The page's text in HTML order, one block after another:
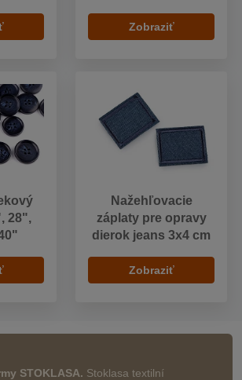
Zobraziť
28",
Nažehľovacie
záplaty pre opravy
dierok jeans 3x4 cm
Zobraziť
STOKLASA. Stoklasa textilní